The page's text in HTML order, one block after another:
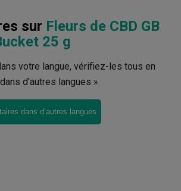
sur Fleurs de CBD GB
25 g
votre langue, vérifiez-les tous en
d'autres langues ».
dans d’autres langues